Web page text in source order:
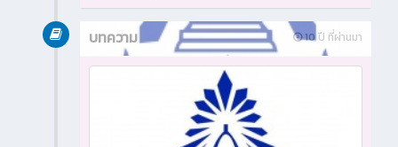
10 ปี ที่ผ่านมา
บทความ